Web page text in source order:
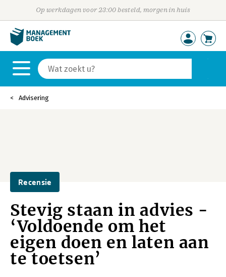
Op werkdagen voor 23:00 besteld, morgen in huis
Advisering
Recensie
Stevig staan in advies -
‘Voldoende om het
eigen doen en laten aan
te toetsen’